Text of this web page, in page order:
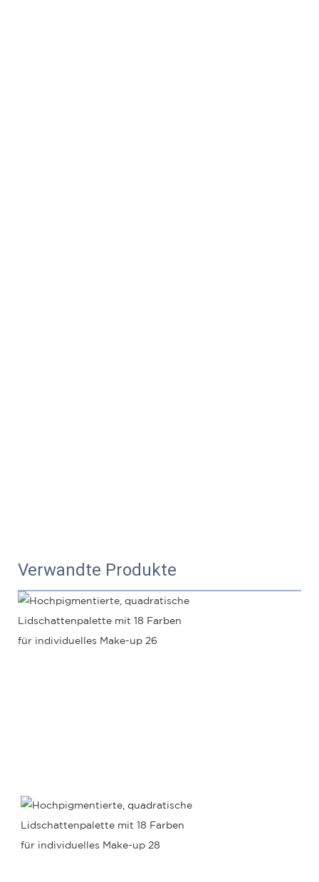
Verwandte Produkte